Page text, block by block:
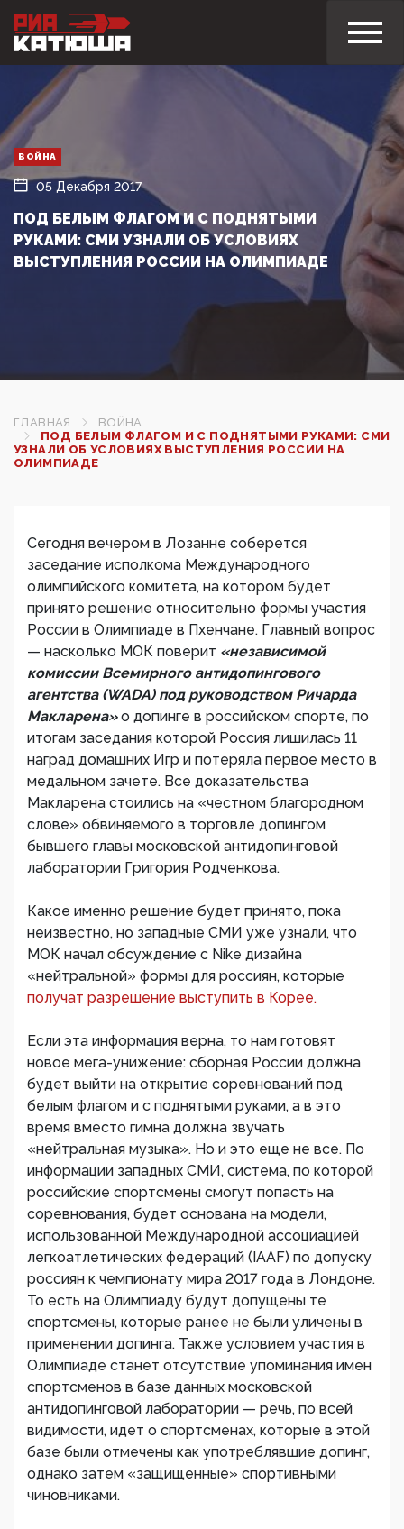
ВОЙНА
05 Декабря 2017
ПОД БЕЛЫМ ФЛАГОМ И С ПОДНЯТЫМИ
РУКАМИ: СМИ УЗНАЛИ ОБ УСЛОВИЯХ
ВЫСТУПЛЕНИЯ РОССИИ НА ОЛИМПИАДЕ
ГЛАВНАЯ
ВОЙНА
ПОД БЕЛЫМ ФЛАГОМ И С ПОДНЯТЫМИ РУКАМИ: СМИ
УЗНАЛИ ОБ УСЛОВИЯХ ВЫСТУПЛЕНИЯ РОССИИ НА
ОЛИМПИАДЕ
Сегодня вечером в Лозанне соберется
заседание исполкома Международного
олимпийского комитета, на котором будет
принято решение относительно формы участия
России в Олимпиаде в Пхенчане. Главный вопрос
— насколько МОК поверит «независимой
комиссии Всемирного антидопингового
агентства (WADA) под руководством Ричарда
Макларена»о допинге в российском спорте, по
итогам заседания которой Россия лишилась 11
наград домашних Игр и потеряла первое место в
медальном зачете. Все доказательства
Макларена стоились на «честном благородном
слове» обвиняемого в торговле допингом
бывшего главы московской антидопинговой
лаборатории Григория Родченкова.
Какое именно решение будет принято, пока
неизвестно, но западные СМИ уже узнали, что
МОК начал обсуждение с Nike дизайна
«нейтральной» формы для россиян, которые
получат разрешение выступить в Корее.
Если эта информация верна, то нам готовят
новое мега-унижение: сборная России должна
будет выйти на открытие соревнований под
белым флагом и с поднятыми руками, а в это
время вместо гимна должна звучать
«нейтральная музыка». Но и это еще не все. По
информации западных СМИ, система, по которой
российские спортсмены смогут попасть на
соревнования, будет основана на модели,
использованной Международной ассоциацией
легкоатлетических федераций (IAAF) по допуску
россиян к чемпионату мира 2017 года в Лондоне.
То есть на Олимпиаду будут допущены те
спортсмены, которые ранее не были уличены в
применении допинга. Также условием участия в
Олимпиаде станет отсутствие упоминания имен
спортсменов в базе данных московской
антидопинговой лаборатории — речь, по всей
видимости, идет о спортсменах, которые в этой
базе были отмечены как употреблявшие допинг,
однако затем «защищенные» спортивными
чиновниками.